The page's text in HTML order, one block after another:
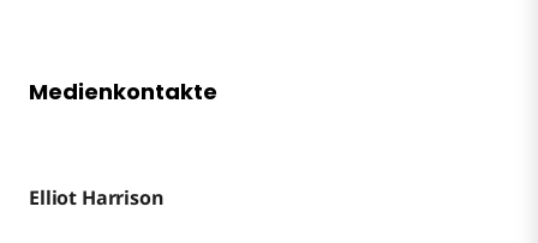
Medienkontakte
Elliot Harrison